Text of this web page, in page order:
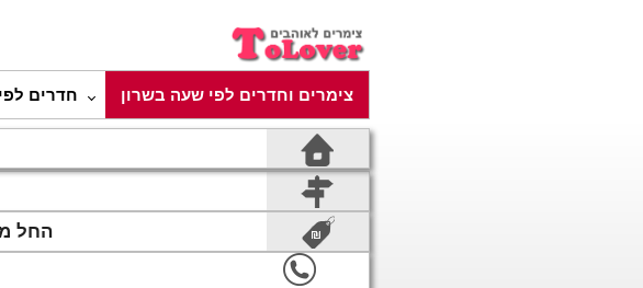
צימרים וחדרים לפי שעה בשרון חדרים
החל מ: